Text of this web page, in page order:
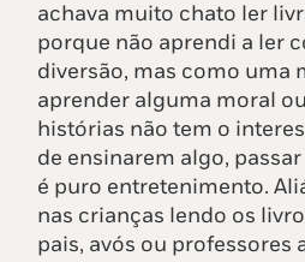
achava muito chato ler
porque não aprendi a ler
diversão, mas como uma
aprender alguma moral
histórias não tem o
de ensinarem algo,
é puro entretenimento.
nas crianças lendo os
pais, avós ou professores